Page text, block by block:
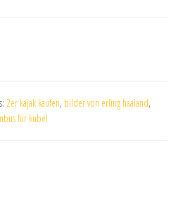
2er kajak kaufen, bilder von erling haaland,
für kübel